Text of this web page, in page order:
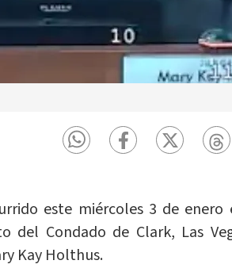
este miércoles 3 de enero
del Condado de Clark, Las
Kay Holthus.